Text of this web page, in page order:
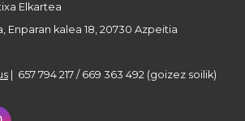
Elkartea
Enparan kalea 18, 20730 Azpeitia
| 657 794 217 / 669 363 492 (goizez soilik)